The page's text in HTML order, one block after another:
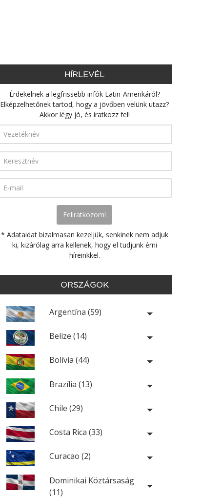
HÍRLEVÉL
Érdekelnek a legfrissebb infók Latin-Amerikáról?
Elképzelhetőnek tartod, hogy a jövőben velünk utazz?
Akkor légy jó, és iratkozz fel!
* Adataidat bizalmasan kezeljük, senkinek nem adjuk
ki, kizárólag arra kellenek, hogy el tudjunk érni
híreinkkel.
ORSZÁGOK
Argentína (59)
Belize (14)
Bolívia (44)
Brazília (13)
Chile (29)
Costa Rica (33)
Curacao (2)
Dominikai Köztársaság
(11)